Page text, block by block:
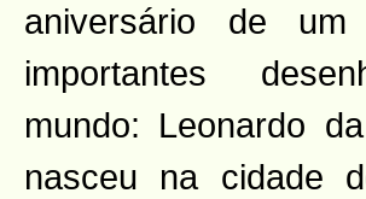
aniversário de
importantes
mundo: Leonardo
nasceu na cidade